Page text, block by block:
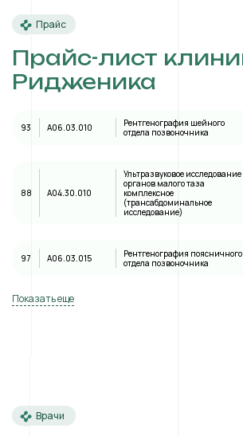
Прайс
Прайс-лист
Ридженика
93 A06.03.010
Рентгенография шейного
отдела позвоночника
88 А04.30.010
Ультразвуковое исследование
органов малого таза
комплексное
(трансабдоминальное
исследование)
97 A06.03.015
Рентгенография поясничного
отдела позвоночника
Показать еще
Врачи